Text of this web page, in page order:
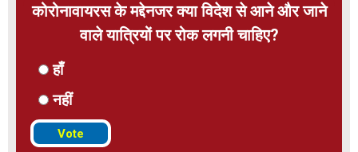
कोरोनावायरस के मद्देनजर क्या विदेश से आने और जाने
वाले यात्रियों पर रोक लगनी चाहिए?
हाँ
नहीं